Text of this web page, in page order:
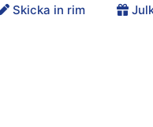
Skicka in rim